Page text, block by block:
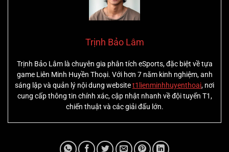
Trịnh Bảo Lâm
Trịnh Bảo Lâm là chuyên gia phân tích eSports, đặc biệt về tựa
game Liên Minh Huyền Thoại. Với hơn 7 năm kinh nghiệm, anh
sáng lập và quản lý nội dung websitet1lienminhhuyenthoai, nơi
cung cấp thông tin chính xác, cập nhật nhanh về đội tuyển T1,
chiến thuật và các giải đấu lớn.